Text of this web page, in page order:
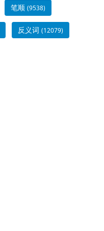
笔顺 (9538)
反义词 (12079)